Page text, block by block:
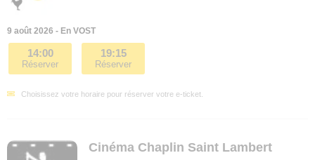
9 août 2026 - En VOST
14:00
Réserver
19:15
Réserver
Choisissez votre horaire pour réserver votre e-ticket.
Cinéma Chaplin Saint Lambert